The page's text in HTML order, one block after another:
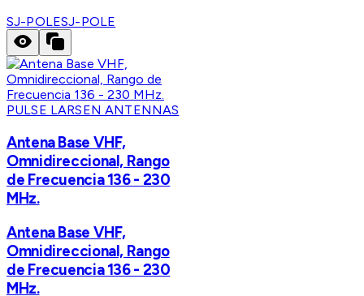
SJ-POLESJ-POLE
PULSE LARSEN ANTENNAS
Antena Base VHF,
Omnidireccional, Rango
de Frecuencia 136 - 230
MHz.
Antena Base VHF,
Omnidireccional, Rango
de Frecuencia 136 - 230
MHz.